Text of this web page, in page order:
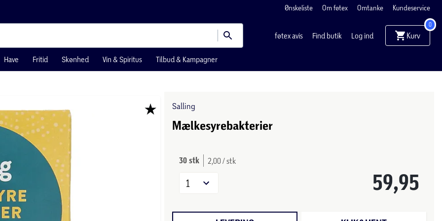
Ønskeliste Om føtex Omtanke Kundeservice
føtex avis Find butik Log ind Kurv
0
Have Fritid Skønhed Vin & Spiritus Tilbud & Kampagner
Salling
Mælkesyrebakterier
30 stk 2,00 / stk
59,95
1